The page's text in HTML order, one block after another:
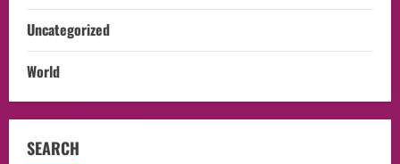
Uncategorized
World
SEARCH